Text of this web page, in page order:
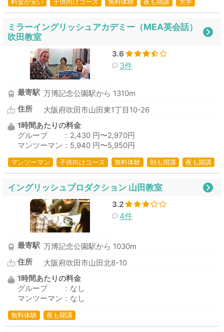
料金が安い 子供向けコース 無料体験 夜も開講 大手
ミラーイングリッシュアカデミー（MEA英会話）
吹田教室
3.6
3件
最寄駅 万博記念公園駅から 1310m
住所
大阪府吹田市山田東1丁目10-26
1時間あたりの料金
グループ ：2,430 円〜2,970円
マンツーマン：5,940 円〜5,950円
マンツーマン 子供向けコース 無料体験 朝も開講 夜も開講
イングリッシュプロダクション 山田教室
3.2
4件
最寄駅 万博記念公園駅から 1030m
住所
大阪府吹田市山田北8-10
1時間あたりの料金
グループ ：なし
マンツーマン：なし
無料体験 夜も開講